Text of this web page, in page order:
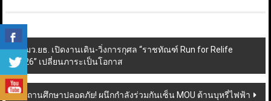
Post
navigation
รมว.ยธ. เปิดงานเดิน-วิ่งการกุศล “ราชทัณฑ์ Run for Relife
2026” เปลี่ยนภาระเป็นโอกาส
สถานศึกษาปลอดภัย! ผนึกกำลังร่วมกันเซ็น MOU ต้านบุหรี่ไฟฟ้า